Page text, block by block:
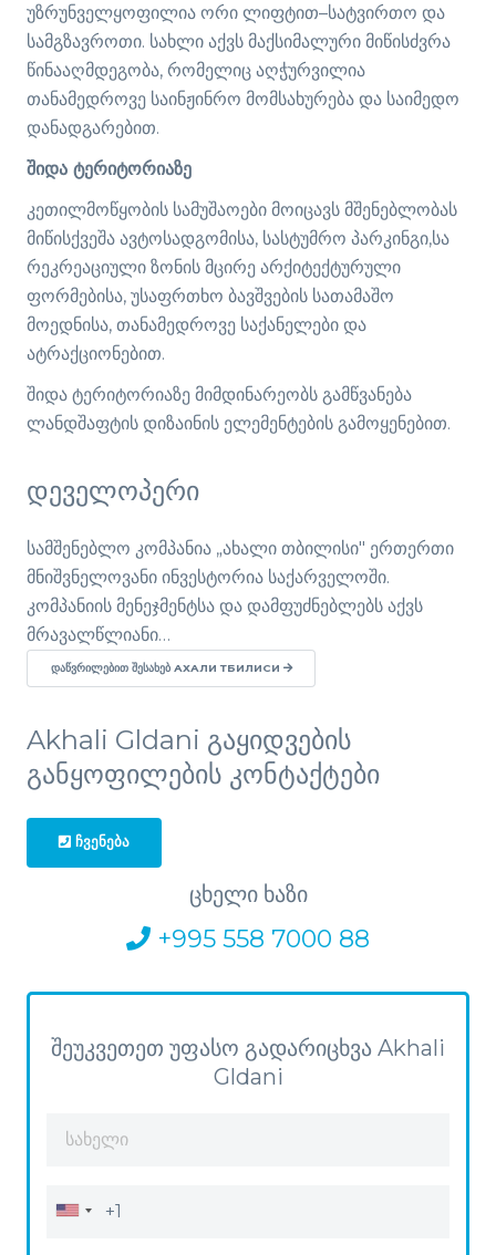
უზრუნველყოფილია ორი ლიფტით–სატვირთო და
სამგზავროთი. სახლი აქვს მაქსიმალური მიწისძვრა
წინააღმდეგობა, რომელიც აღჭურვილია
თანამედროვე საინჟინრო მომსახურება და საიმედო
დანადგარებით.
შიდა ტერიტორიაზე
კეთილმოწყობის სამუშაოები მოიცავს მშენებლობას
მიწისქვეშა ავტოსადგომისა, სასტუმრო პარკინგი,სა
რეკრეაციული ზონის მცირე არქიტექტურული
ფორმებისა, უსაფრთხო ბავშვების სათამაშო
მოედნისა, თანამედროვე საქანელები და
ატრაქციონებით.
შიდა ტერიტორიაზე მიმდინარეობს გამწვანება
ლანდშაფტის დიზაინის ელემენტების გამოყენებით.
დეველოპერი
სამშენებლო კომპანია „ახალი თბილისი" ერთერთი
მნიშვნელოვანი ინვესტორია საქარველოში.
კომპანიის მენეჯმენტსა და დამფუძნებლებს აქვს
მრავალწლიანი…
ᲓᲐᲬᲕᲠᲘᲚᲔᲑᲘᲗ ᲨᲔᲡᲐᲮᲔᲑ АХАЛИ ТБИЛИСИ
Akhali Gldani გაყიდვების
განყოფილების კონტაქტები
ᲩᲕᲔᲜᲔᲑᲐ
ცხელი ხაზი
+995 558 7000 88
შეუკვეთეთ უფასო გადარიცხვა Akhali
Gldani